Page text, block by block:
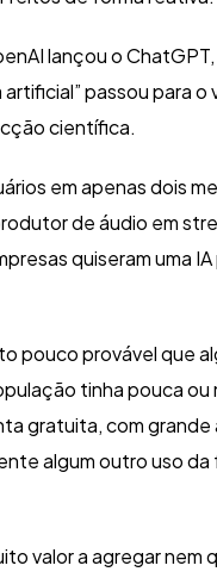
lançou o
passou para
científica.
em apenas dois
de áudio em
quiseram uma
pouco provável que
tinha pouca
gratuita, com
algum outro uso
valor a agregar